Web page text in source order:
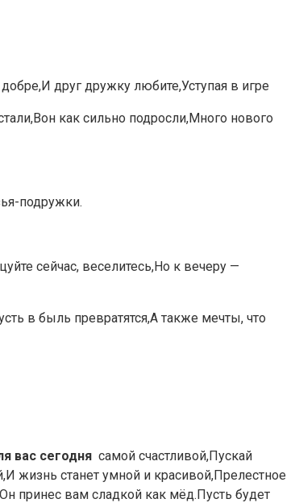
друг дружку любите,Уступая в игре
как сильно подросли,Много нового
подружки.
сейчас, веселитесь,Но к вечеру —
в быль превратятся,А также мечты, что
вас сегодня​ ​ самой счастливой,​Пускай
жизнь станет​ умной и красивой,​Прелестное
принес вам​ сладкой как мёд.​Пусть будет